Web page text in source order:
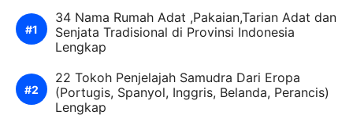
34 Nama Rumah Adat ,Pakaian,Tarian Adat dan
Senjata Tradisional di Provinsi Indonesia
Lengkap
22 Tokoh Penjelajah Samudra Dari Eropa
(Portugis, Spanyol, Inggris, Belanda, Perancis)
Lengkap